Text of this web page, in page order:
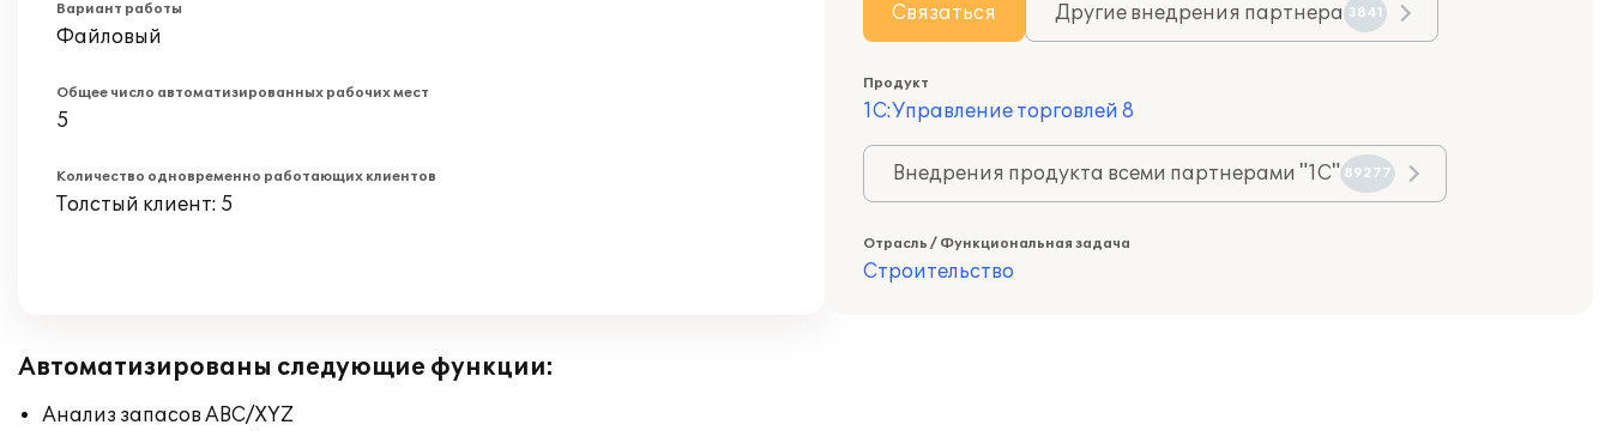
Вариант работы
Файловый
Общее число автоматизированных рабочих мест
5
Количество одновременно работающих клиентов
Толстый клиент: 5
Связаться Другие внедрения партнера 3841
Продукт
1С:Управление торговлей 8
Внедрения продукта всеми партнерами "1С" 89277
Отрасль / Функциональная задача
Строительство
Автоматизированы следующие функции:
Анализ запасов ABC/XYZ